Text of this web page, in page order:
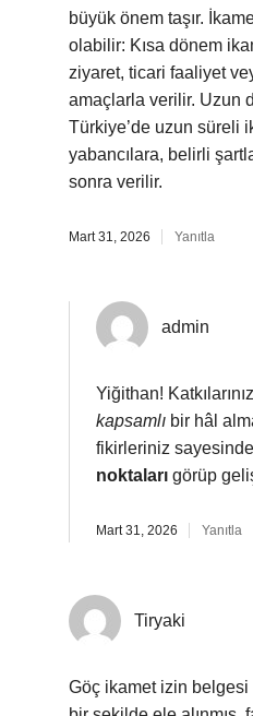
büyük önem taşır.
olabilir: Kısa dönem
ziyaret, ticari faaliyet
amaçlarla verilir. Uzun
Türkiye’de uzun süreli
yabancılara, belirli
sonra verilir.
Mart 31, 2026 Yanıtla
admin
Yiğithan!
kapsamlı bir hâl
fikirleriniz sayesinde
noktaları görüp
Mart 31, 2026 Yanıtla
Tiryaki
Göç ikamet izin belgesi